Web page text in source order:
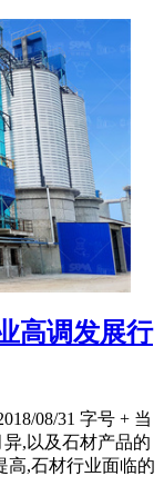
高调发展行
08/31 字号 + 当
,以及石材产品的
高,石材行业面临的